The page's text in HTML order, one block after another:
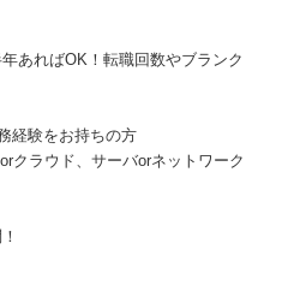
あればOK！転職回数やブランク
経験をお持ちの方
クラウド、サーバorネットワーク